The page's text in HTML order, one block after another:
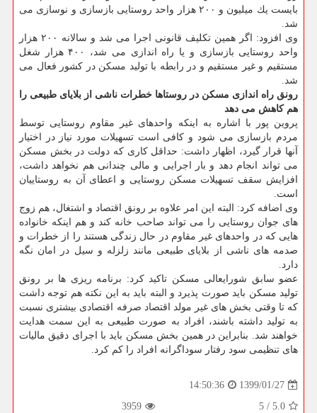
بایست یك میلیون و ۲۰۰ هزار واحد روستایی بازسازی و نوسازی می
شد.
وی افزود: اگر همین تكلیف قانونی اجرا می شد و سالانه ۲۰۰ هزار
واحد روستایی بازسازی و یا راه اندازی می شد، ۴۰۰ هزار شغل
مستقیم و غیر مستقیم و در رابطه با تولید مسكن در كشور فعال می
شد.
رونق راه اندازی مسكن در روستاها خطرات ناشی از بلایای طبیعی را
هم كاهش می دهد
پروین پور با اشاره به اینكه واحدهای غیر مقاوم روستایی توسط
مردم بازسازی می شود و كافی است تسهیلات مورد نیاز در اختیار
آنها قرار گیرد، اظهار داشت: حداقل كاری كه دولت در بخش مسكن
می تواند انجام دهد و بار اجرایی و مالی چندانی هم نخواهد داشت،
افزایش سقف تسهیلات مسكن روستایی و اعطای آن به روستاییان
است.
وی اضافه كرد: البته این امر علاوه بر رونق اقتصاد و اشتغال، هم زوج
های جوان روستایی را می تواند صاحب خانه كند و هم اینكه خانواده
هایی كه در واحدهای غیر مقاوم در حال زندگی هستند را از خطرات و
صدمه های ناشی از بلایای طبیعی مانند زلزله و سیل در امان نگه
دارد.
عضو سابق شورایعالی مسكن تاكید كرد: برنامه ریزی ها بر رونق
تولید مسكن باید صورت پذیرد و البته باید به این نكته هم توجه داشت
كه تا وقتی بخش های غیر مولد اقتصاد صرفه اقتصادی بیشتری نسبت
به تولید داشته باشند، افراد به صورت طبیعی به این سمت هدایت
خواهند شد. بنابراین در همین بخش مسكن باید با اجرای دقیق مالیات
های تنظیمی سود رفتار سوداگرانه افراد را كم كرد.
1399/01/27
14:50:36
5.0
/
5
3959